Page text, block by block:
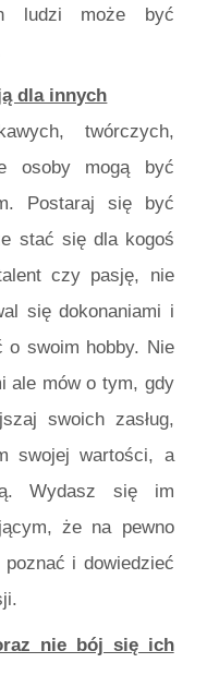
ludzi może być
dla innych
twórczych,
osoby mogą być
Postaraj się być
stać się dla kogoś
czy pasję, nie
się dokonaniami i
o swoim hobby. Nie
ale mów o tym, gdy
swoich zasług,
swojej wartości, a
Wydasz się im
że na pewno
poznać i dowiedzieć
nie bój się ich